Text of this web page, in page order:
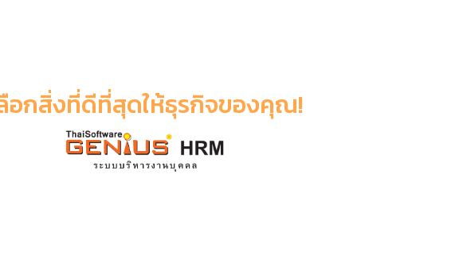
อกสิ่งที่ดีที่สุดให้ธุรกิจของคุณ!